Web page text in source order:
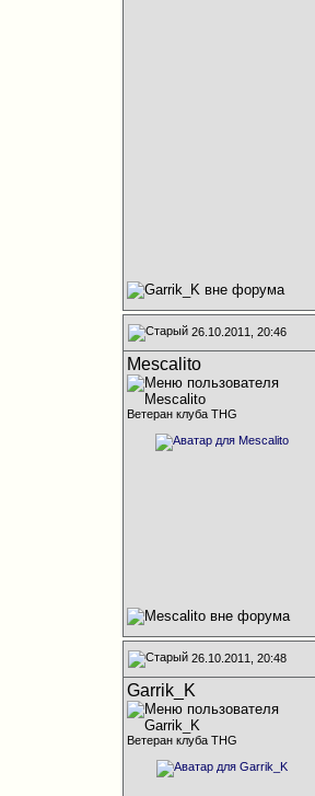
26.10.2011, 20:46
Mescalito
Ветеран клуба THG
26.10.2011, 20:48
Garrik_K
Ветеран клуба THG